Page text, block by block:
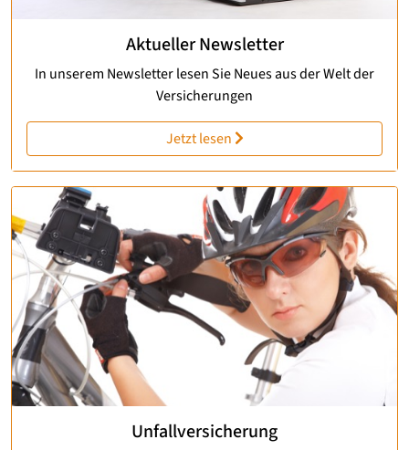
Aktueller Newsletter
In unserem Newsletter lesen Sie Neues aus der Welt der
Versicherungen
Jetzt lesen
Unfallversicherung